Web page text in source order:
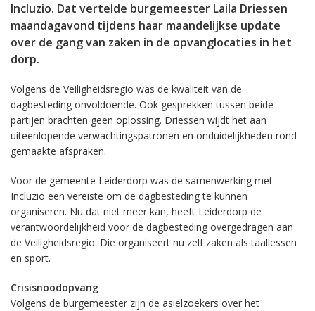
Incluzio. Dat vertelde burgemeester Laila Driessen
maandagavond tijdens haar maandelijkse update
over de gang van zaken in de opvanglocaties in het
dorp.
Volgens de Veiligheidsregio was de kwaliteit van de
dagbesteding onvoldoende. Ook gesprekken tussen beide
partijen brachten geen oplossing. Driessen wijdt het aan
uiteenlopende verwachtingspatronen en onduidelijkheden rond
gemaakte afspraken.
Voor de gemeente Leiderdorp was de samenwerking met
Incluzio een vereiste om de dagbesteding te kunnen
organiseren. Nu dat niet meer kan, heeft Leiderdorp de
verantwoordelijkheid voor de dagbesteding overgedragen aan
de Veiligheidsregio. Die organiseert nu zelf zaken als taallessen
en sport.
Crisisnoodopvang
Volgens de burgemeester zijn de asielzoekers over het